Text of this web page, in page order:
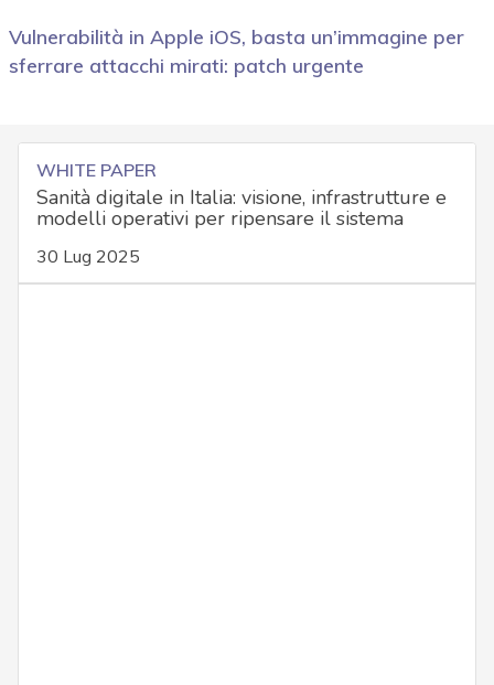
Vulnerabilità in Apple iOS, basta un’immagine per
sferrare attacchi mirati: patch urgente
WHITE PAPER
Sanità digitale in Italia: visione, infrastrutture e
modelli operativi per ripensare il sistema
30 Lug 2025